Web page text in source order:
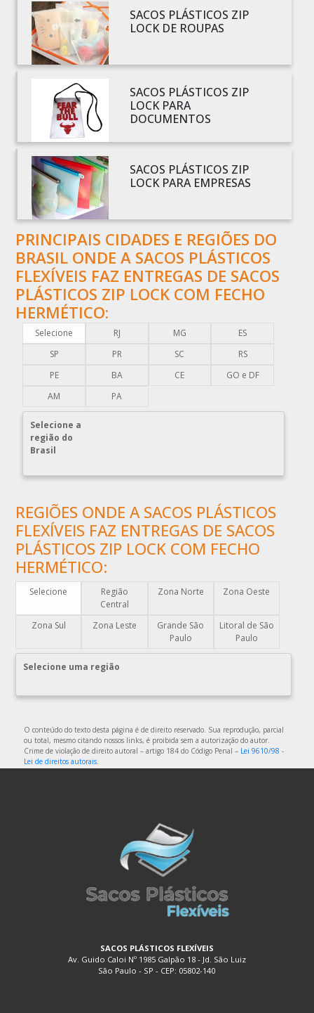
BOBINA PLÁSTICO
BOBINA PLÁSTICO BOLHA
BOBINA PLÁSTICO FILME
BOBINA PLÁSTICO SHRINK
BOBINA SACO PLÁSTICO
BOBINAS EM PLÁSTICO BOLHA 1
BOBINAS PARA SACOLAS PLÁSTICAS
BOBINAS PLÁSTICAS PARA FABRICAR SACOLAS
BOBINAS PLÁSTICAS PERSONALIZADAS
BOBINAS PLÁSTICAS PICOTADAS
BOBINAS PLÁSTICAS RECICLADAS
BOBINAS PLÁSTICAS TÉCNICAS
CAIXA EMBALAGEM PLÁSTICA TRANSPARENTE
CAPA PLÁSTICA PARA DOCUMENTOS
CAPA PLÁSTICA PARA PALLET
COMERCIO DE EMBALAGENS PLÁSTICAS
COMPRAR ENVELOPE PLÁSTICO CORREIOS
COMPRAR ENVELOPE PLÁSTICO DE CORREIO
COMPRAR SACO PLÁSTICO ZIP LOCK
COMPRAR SACOLAS PLÁSTICAS
COMPRAR SACOLAS PLÁSTICAS DIRETO DA FABRICA
COMPRAR SACOLAS PLÁSTICAS PERSONALIZADAS
COMPRAR SACOS PLÁSTICOS
DISTRIBUIDOR DE EMBALAGENS PLÁSTICAS
DISTRIBUIDORA DE EMBALAGENS PLÁSTICAS
EMBALAGEM DE PLÁSTICO
EMBALAGEM DE PLÁSTICO FLEXÍVEL TRANSPARENTE
EMBALAGEM DE PLÁSTICO FLEXÍVEL TRANSPARENTE
EMBALAGEM DE PLÁSTICO TRANSPARENTE COM DIVISÓRIAS
EMBALAGEM DE PLÁSTICO TRANSPARENTE FLEXÍVEL
EMBALAGEM PLÁSTICA A VÁCUO
EMBALAGEM PLÁSTICA BOLHA
EMBALAGEM PLÁSTICA COEXTRUSADA
SACOS PLÁSTICOS ZIP
LOCK DE ROUPAS
SACOS PLÁSTICOS ZIP
LOCK PARA
DOCUMENTOS
SACOS PLÁSTICOS ZIP
LOCK PARA EMPRESAS
PRINCIPAIS CIDADES E REGIÕES DO
BRASIL ONDE A SACOS PLÁSTICOS
FLEXÍVEIS FAZ ENTREGAS DE SACOS
PLÁSTICOS ZIP LOCK COM FECHO
HERMÉTICO:
Selecione RJ MG
ES
SP
PR SC
RS
PE
BA CE
GO e DF
AM
PA
Selecione a
região do
Brasil
REGIÕES ONDE A SACOS PLÁSTICOS
FLEXÍVEIS FAZ ENTREGAS DE SACOS
PLÁSTICOS ZIP LOCK COM FECHO
HERMÉTICO:
Selecione
Região
Central
Zona Norte Zona Oeste
Zona Sul Zona Leste
Grande São
Paulo
Litoral de São
Paulo
Selecione uma região
O conteúdo do texto desta página é de direito reservado. Sua reprodução, parcial
ou total, mesmo citando nossos links, é proibida sem a autorização do autor.
Crime de violação de direito autoral – artigo 184 do Código Penal – Lei 9610/98 -
Lei de direitos autorais
SACOS PLÁSTICOS FLEXÍVEIS
Av. Guido Caloi Nº 1985 Galpão 18 - Jd. São Luiz
São Paulo - SP - CEP: 05802-140